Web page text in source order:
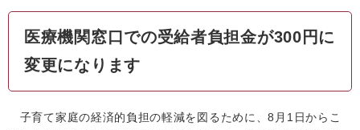
医療機関窓口での受給者負担金が300円に
変更になります
子育て家庭の経済的負担の軽減を図るために、8月1日からこ